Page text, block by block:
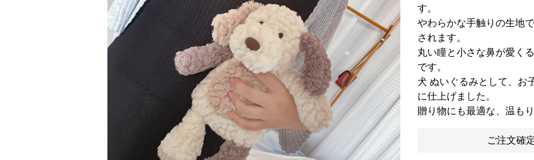
す。
やわらかな手触りの生地
されます。
丸い瞳と小さな鼻が愛く
です。
犬 ぬいぐるみとして、お
に仕上げました。
贈り物にも最適な、温も
ご注文確